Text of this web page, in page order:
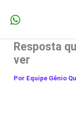
para
conteúdo
Resposta
ver
Por Equipe Gênio